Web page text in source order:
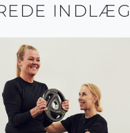
INDLÆG